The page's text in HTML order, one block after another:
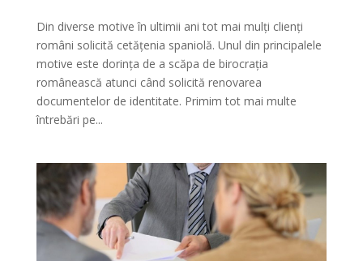
Din diverse motive în ultimii ani tot mai mulți clienți
români solicită cetățenia spaniolă. Unul din principalele
motive este dorința de a scăpa de birocrația
românească atunci când solicită renovarea
documentelor de identitate. Primim tot mai multe
întrebări pe...